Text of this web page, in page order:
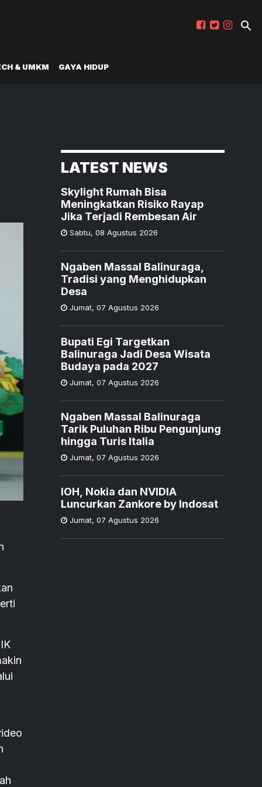
& UMKM GAYA HIDUP
LATEST NEWS
Skylight Rumah Bisa
Meningkatkan Risiko Rayap
Jika Terjadi Rembesan Air
Sabtu, 08 Agustus 2026
Ngaben Massal Balinuraga,
Tradisi yang Menghidupkan
Desa
Jumat, 07 Agustus 2026
Bupati Egi Targetkan
Balinuraga Jadi Desa Wisata
Budaya pada 2027
Jumat, 07 Agustus 2026
Ngaben Massal Balinuraga
Tarik Puluhan Ribu Pengunjung
hingga Turis Italia
Jumat, 07 Agustus 2026
IOH, Nokia dan NVIDIA
Luncurkan Zankore by Indosat
Jumat, 07 Agustus 2026